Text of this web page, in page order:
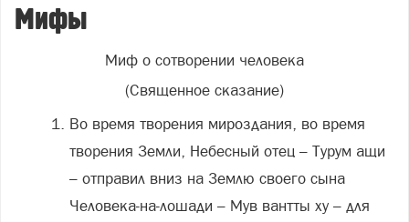
Мифы
Миф о сотворении человека
(Священное сказание)
Во время творения мироздания, во время
творения Земли, Небесный отец – Турум ащи
– отправил вниз на Землю своего сына
Человека-на-лошади – Мув вантты ху – для